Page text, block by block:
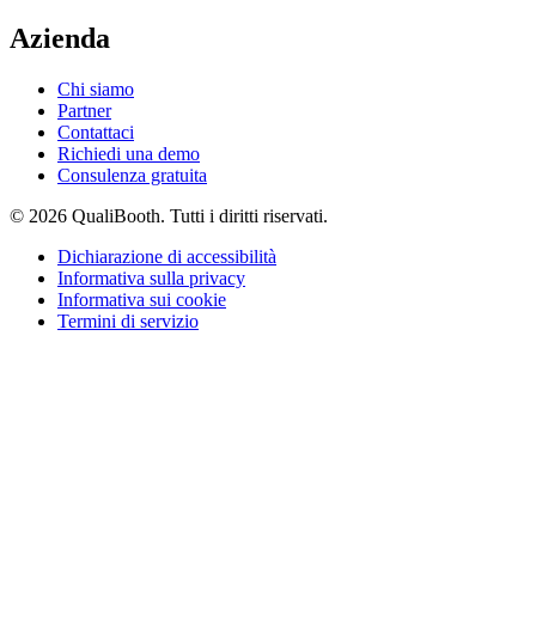
Azienda
Chi siamo
Partner
Contattaci
Richiedi una demo
Consulenza gratuita
© 2026 QualiBooth. Tutti i diritti riservati.
Dichiarazione di accessibilità
Informativa sulla privacy
Informativa sui cookie
Termini di servizio